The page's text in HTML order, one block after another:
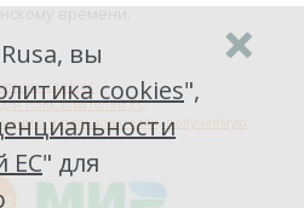
времени.
cookies
пользователей ЕС
о пользователях, получаемую
вы
cookies",
ЕС" для